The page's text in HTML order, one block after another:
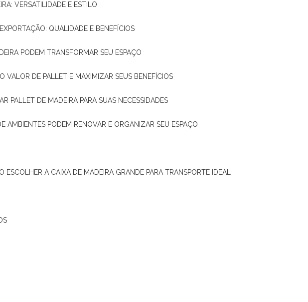
VERSATILIDADE E ESTILO
QUALIDADE E BENEFÍCIOS
PODEM TRANSFORMAR SEU ESPAÇO
VALOR DE PALLET E MAXIMIZAR SEUS BENEFÍCIOS
PALLET DE MADEIRA PARA SUAS NECESSIDADES
AMBIENTES PODEM RENOVAR E ORGANIZAR SEU ESPAÇO
ESCOLHER A CAIXA DE MADEIRA GRANDE PARA TRANSPORTE IDEAL